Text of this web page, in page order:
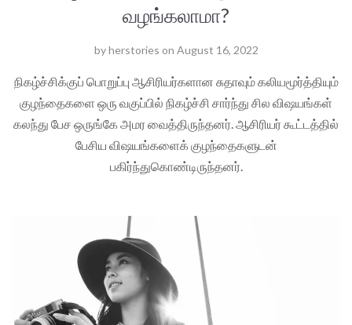
வழங்கலாமா?
byherstories on August 16, 2022
நிகழ்ச்சிக்குப் பொறுப்பு ஆசிரியர்களான சுதாவும் கலியமூர்த்தியும்
குழந்தைகளை ஒரு வகுப்பில் நிகழ்ச்சி சார்ந்து சில விஷயங்கள்
கலந்து பேச ஒருங்கே அமர வைத்திருந்தனர். ஆசிரியர் கூட்டத்தில்
பேசிய விஷயங்களைக் குழந்தைகளுடன்
பகிர்ந்துகொண்டிருந்தனர்.